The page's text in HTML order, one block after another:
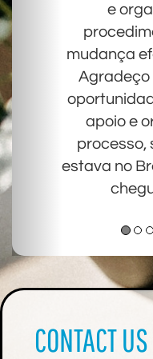
e
mudança
Agradeço
apoio e
processo,
estava no
CONTACT US